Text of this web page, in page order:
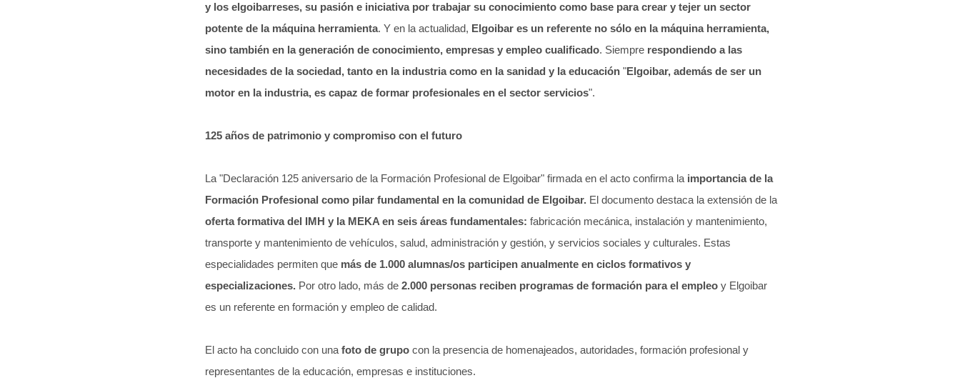
y los elgoibarreses, su pasión e iniciativa por trabajar su conocimiento como base para crear y tejer un sector
potente de la máquina herramienta. Y en la actualidad, Elgoibar es un referente no sólo en la máquina herramienta,
sino también en la generación de conocimiento, empresas y empleo cualificado. Siempre respondiendo a las
necesidades de la sociedad, tanto en la industria como en la sanidad y la educación "Elgoibar, además de ser un
motor en la industria, es capaz de formar profesionales en el sector servicios".
125 años de patrimonio y compromiso con el futuro
La "Declaración 125 aniversario de la Formación Profesional de Elgoibar" firmada en el acto confirma la importancia de la
Formación Profesional como pilar fundamental en la comunidad de Elgoibar. El documento destaca la extensión de la
oferta formativa del IMH y la MEKA en seis áreas fundamentales: fabricación mecánica, instalación y mantenimiento,
transporte y mantenimiento de vehículos, salud, administración y gestión, y servicios sociales y culturales. Estas
especialidades permiten que más de 1.000 alumnas/os participen anualmente en ciclos formativos y
especializaciones. Por otro lado, más de 2.000 personas reciben programas de formación para el empleo y Elgoibar
es un referente en formación y empleo de calidad.
El acto ha concluido con una foto de grupo con la presencia de homenajeados, autoridades, formación profesional y
representantes de la educación, empresas e instituciones.